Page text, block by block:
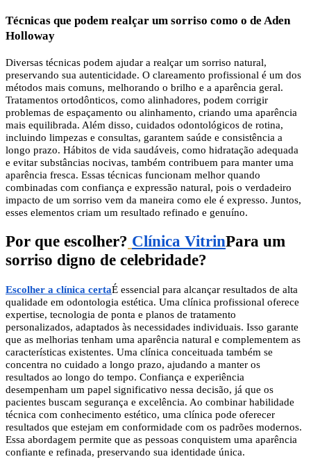
Técnicas que podem realçar um sorriso como o de Aden
Holloway
Diversas técnicas podem ajudar a realçar um sorriso natural,
preservando sua autenticidade. O clareamento profissional é um dos
métodos mais comuns, melhorando o brilho e a aparência geral.
Tratamentos ortodônticos, como alinhadores, podem corrigir
problemas de espaçamento ou alinhamento, criando uma aparência
mais equilibrada. Além disso, cuidados odontológicos de rotina,
incluindo limpezas e consultas, garantem saúde e consistência a
longo prazo. Hábitos de vida saudáveis, como hidratação adequada
e evitar substâncias nocivas, também contribuem para manter uma
aparência fresca. Essas técnicas funcionam melhor quando
combinadas com confiança e expressão natural, pois o verdadeiro
impacto de um sorriso vem da maneira como ele é expresso. Juntos,
esses elementos criam um resultado refinado e genuíno.
Por que escolher? Clínica VitrinPara um
sorriso digno de celebridade?
Escolher a clínica certaÉ essencial para alcançar resultados de alta
qualidade em odontologia estética. Uma clínica profissional oferece
expertise, tecnologia de ponta e planos de tratamento
personalizados, adaptados às necessidades individuais. Isso garante
que as melhorias tenham uma aparência natural e complementem as
características existentes. Uma clínica conceituada também se
concentra no cuidado a longo prazo, ajudando a manter os
resultados ao longo do tempo. Confiança e experiência
desempenham um papel significativo nessa decisão, já que os
pacientes buscam segurança e excelência. Ao combinar habilidade
técnica com conhecimento estético, uma clínica pode oferecer
resultados que estejam em conformidade com os padrões modernos.
Essa abordagem permite que as pessoas conquistem uma aparência
confiante e refinada, preservando sua identidade única.